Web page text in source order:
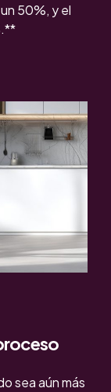
50%, y el
sea aún más